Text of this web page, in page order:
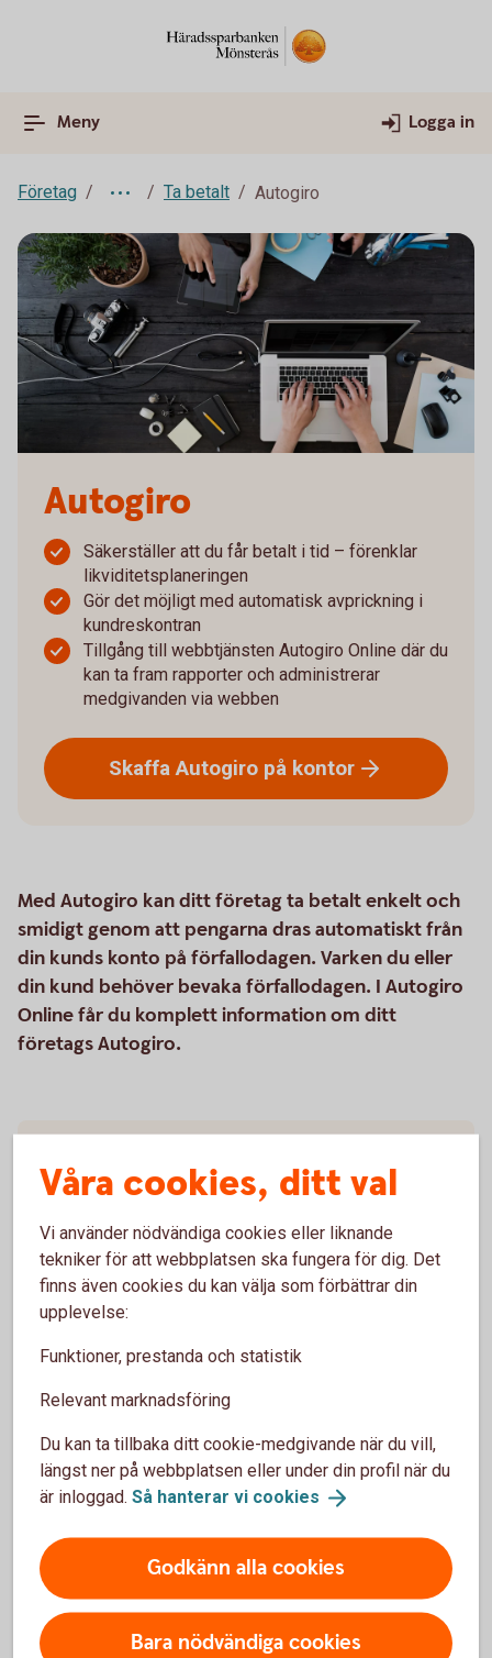
Meny Logga in
Företag Ta betalt Autogiro
Autogiro
Säkerställer att du får betalt i tid – förenklar
likviditetsplaneringen
Gör det möjligt med automatisk avprickning i
kundreskontran
Tillgång till webbtjänsten Autogiro Online där du
kan ta fram rapporter och administrerar
medgivanden via webben
Skaffa Autogiro på kontor
Med Autogiro kan ditt företag ta betalt enkelt och
smidigt genom att pengarna dras automatiskt från
din kunds konto på förfallodagen. Varken du eller
din kund behöver bevaka förfallodagen. I Autogiro
Online får du komplett information om ditt
företags Autogiro.
För att se detta innehåll behöver du först
godkänna cookies för Funktioner, prestanda
och statistik.
Inställningar för cookies
Våra cookies, ditt val
Vi använder nödvändiga cookies eller liknande
tekniker för att webbplatsen ska fungera för dig. Det
finns även cookies du kan välja som förbättrar din
upplevelse:
Funktioner, prestanda och statistik
Relevant marknadsföring
Du kan ta tillbaka ditt cookie-medgivande när du vill,
längst ner på webbplatsen eller under din profil när du
är inloggad. Så hanterar vi cookies
Godkänn alla cookies
Bara nödvändiga cookies